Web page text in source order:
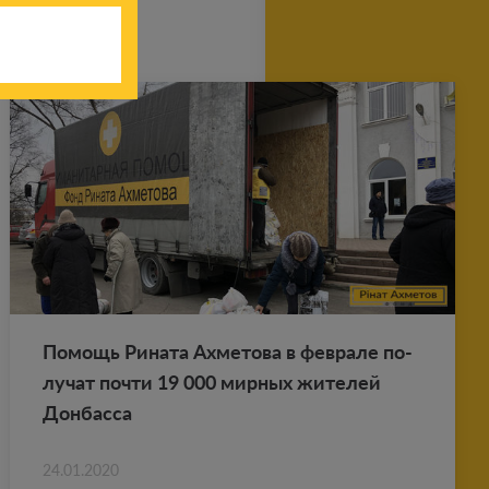
По­мощь Ри­на­та Ах­ме­то­ва в фев­ра­ле по­
лу­чат почти 19 000 мир­ных жи­те­лей
Дон­бас­са
24.01.2020